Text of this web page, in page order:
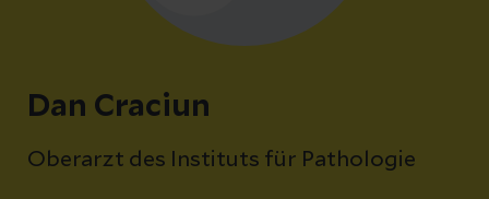
Dan Craciun
Oberarzt des Instituts für Pathologie